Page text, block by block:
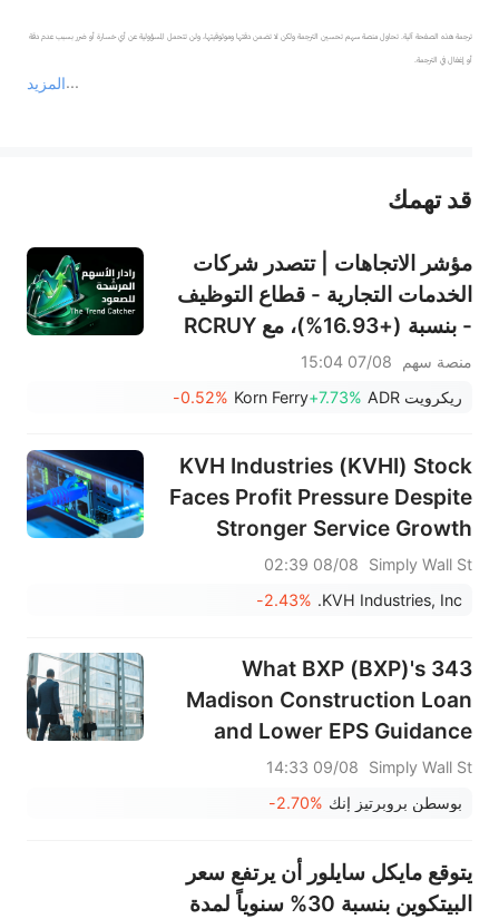
المزيد
ترجمة هذه الصفحة آلية. تحاول منصة سهم تحسين الترجمة ولكن لا تضمن دقتها وموثوقيتها، ولن تتحمل المسؤولية عن أي خسارة أو ضرر بسبب عدم دقة
أو إغفال في الترجمة.
عند الضرورة، يرجى استشارة مستشار استثمار محترف. لا تقدم منصة سهم أي مشورة استثمارية، ولا تقدم أي التزامات أو ضمانات.
قد تهمك
مؤشر الاتجاهات | تتصدر شركات
الخدمات التجارية - قطاع التوظيف
- بنسبة (+16.93%)، مع RCRUY
أسهم HALO وNET وFAST
اختراقات سعرية.
منصة سهم
07/08 15:04
ريكرويت ADR
+7.73%
Korn Ferry
-0.52%
KVH Industries (KVHI) Stock
Faces Profit Pressure Despite
Stronger Service Growth
Simply Wall St
08/08 02:39
KVH Industries, Inc.
-2.43%
What BXP (BXP)'s 343
Madison Construction Loan
and Lower EPS Guidance
Means For Shareholders
Simply Wall St
09/08 14:33
بوسطن بروبرتيز إنك -2.70%
يتوقع مايكل سايلور أن يرتفع سعر
البيتكوين بنسبة 30% سنوياً لمدة